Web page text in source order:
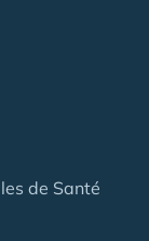
de Santé